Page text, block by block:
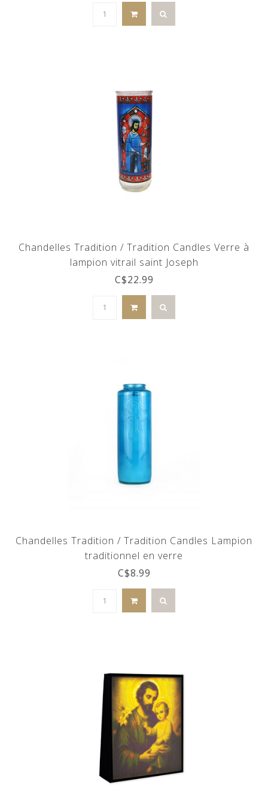
Chandelles Tradition / Tradition Candles Verre à
lampion vitrail saint Joseph
C$22.99
Chandelles Tradition / Tradition Candles Lampion
traditionnel en verre
C$8.99